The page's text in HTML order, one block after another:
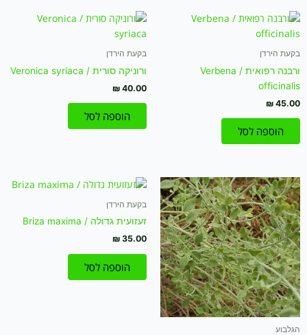
בקעת הירדן
ורבנה רפואית / Verbena
officinalis
₪ 45.00
הוספה לסל
בקעת הירדן
ורוניקה סורית / Veronica syriaca
₪ 40.00
הוספה לסל
הגלבוע
בקעת הירדן
זעזועית גדולה / Briza maxima
₪ 35.00
הוספה לסל